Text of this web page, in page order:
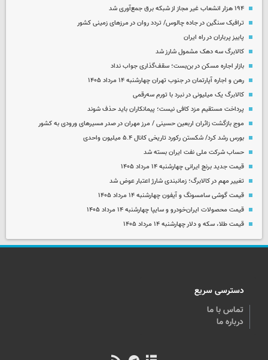
۱۹۴ هزار انشعاب غیر مجاز از شبکه برق جمع‌آوری شد
ترافیک سنگین در جاده چالوس/ تردد روان در مرزهای زمینی کشور
پاییز پرباران در راه ایران
کالابرگ سه دهک مشمول شارز شد
بازار اجاره مسکن در بن‌بست؛ سقف‌گذاری جواب نداد
رهن و اجاره آپارتمان در جنوب تهران چهارشنبه ۱۴ مرداد ۱۴۰۵
کالابرگ یک میلیونی در نبرد با تورم سه‌رقمی
پرداخت مستقیم مزد کافی نیست؛ پیمانکاران باید حذف شوند
موج بازگشت زائران اربعین حسینی / مرز مهران در صدر مسیرهای ورودی به کشور
بورس رشد کرد/ شکستن رکورد تاریخی کانال ۵.۴ میلیون واحدی
حساب‌ شرکت ملی نفت ایران بسته شد
قیمت جدید برنج ایرانی چهارشنبه ۱۴ مرداد ۱۴۰۵
تغییر مهم در کالابرگ؛ زمانبندی‌ شارژ اعتبار عوض شد
قیمت گوشی سامسونگ و آیفون چهارشنبه ۱۴ مرداد ۱۴۰۵
قیمت محصولات ایران‌خودرو و سایپا چهارشنبه ۱۴ مرداد ۱۴۰۵
قیمت طلا، سکه و دلار چهارشنبه ۱۴ مرداد ۱۴۰۵
دسترسی سریع
تماس با ما
درباره ما